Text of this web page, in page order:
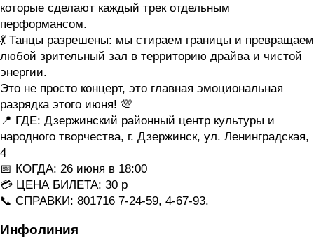
которые сделают каждый трек отдельным
перформансом.
💃 Танцы разрешены: мы стираем границы и превращаем
любой зрительный зал в территорию драйва и чистой
энергии.
Это не просто концерт, это главная эмоциональная
разрядка этого июня! 💯
📍 ГДЕ: Дзержинский районный центр культуры и
народного творчества, г. Дзержинск, ул. Ленинградская,
4
📅 КОГДА: 26 июня в 18:00
💳 ЦЕНА БИЛЕТА: 30 р
📞 СПРАВКИ: 801716 7-24-59, 4-67-93.
Инфолиния